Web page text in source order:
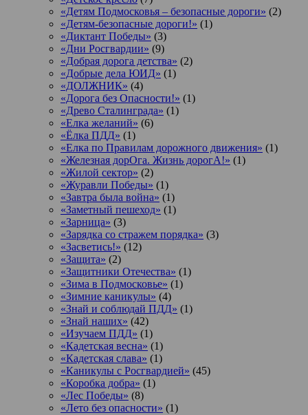
«Детям Подмосковья – безопасные дороги» (2)
«Детям-безопасные дороги!» (1)
«Диктант Победы» (3)
«Дни Росгвардии» (9)
«Добрая дорога детства» (2)
«Добрые дела ЮИД» (1)
«ДОЛЖНИК» (4)
«Дорога без Опасности!» (1)
«Древо Сталинграда» (1)
«Елка желаний» (6)
«Ёлка ПДД» (1)
«Елка по Правилам дорожного движения» (1)
«Железная дорОга. Жизнь дорогА!» (1)
«Жилой сектор» (2)
«Журавли Победы» (1)
«Завтра была война» (1)
«Заметный пешеход» (1)
«Зарница» (3)
«Зарядка со стражем порядка» (3)
«Засветись!» (12)
«Защита» (2)
«Защитники Отечества» (1)
«Зима в Подмосковье» (1)
«Зимние каникулы» (4)
«Знай и соблюдай ПДД» (1)
«Знай наших» (42)
«Изучаем ПДД» (1)
«Кадетская весна» (1)
«Кадетская слава» (1)
«Каникулы с Росгвардией» (45)
«Коробка добра» (1)
«Лес Победы» (8)
«Лето без опасности» (1)